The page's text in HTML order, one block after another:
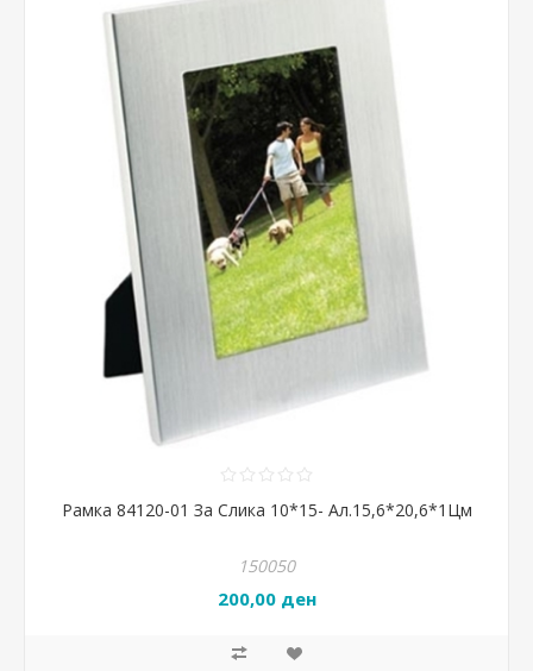
Рамка 84120-01 За Слика 10*15- Ал.15,6*20,6*1Цм
150050
200,00 ден